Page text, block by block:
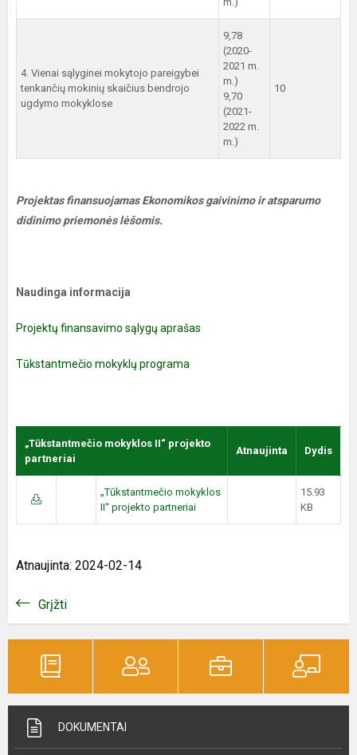
4. Vienai sąlyginei mokytojo pareigybei
tenkančių mokinių skaičius bendrojo
ugdymo mokyklose
9,78
(2020-
2021 m.
m.)
9,70
(2021-
2022 m.
m.)
10
Projektas finansuojamas Ekonomikos gaivinimo ir atsparumo
didinimo priemonės lėšomis.
Naudinga informacija
Projektų finansavimo sąlygų aprašas
Tūkstantmečio mokyklų programa
„Tūkstantmečio mokyklos II“ projekto
partneriai
Atnaujinta Dydis
„Tūkstantmečio mokyklos
II“ projekto partneriai
15.93
KB
Atnaujinta: 2024-02-14
Grįžti
DOKUMENTAI